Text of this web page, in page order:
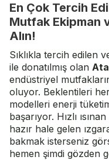
En Çok Tercih
Mutfak Ekipman
Alın!
Sıklıkla tercih edilen
ile donatılmış olan
endüstriyel
oluyor. Beklentileri
modelleri enerji
başarıyor. Hızlı
hazır hale gelen
bakmak isterseniz
hemen şimdi gözden